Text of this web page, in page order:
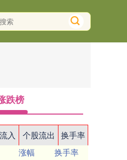
跌榜
入 个股流出
换手率
涨幅
换手率